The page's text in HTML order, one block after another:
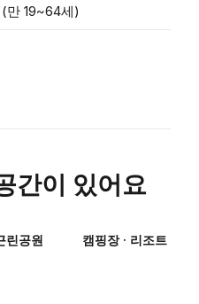
만 19~64세)
간이 있어요
린공원 캠핑장 · 리조트